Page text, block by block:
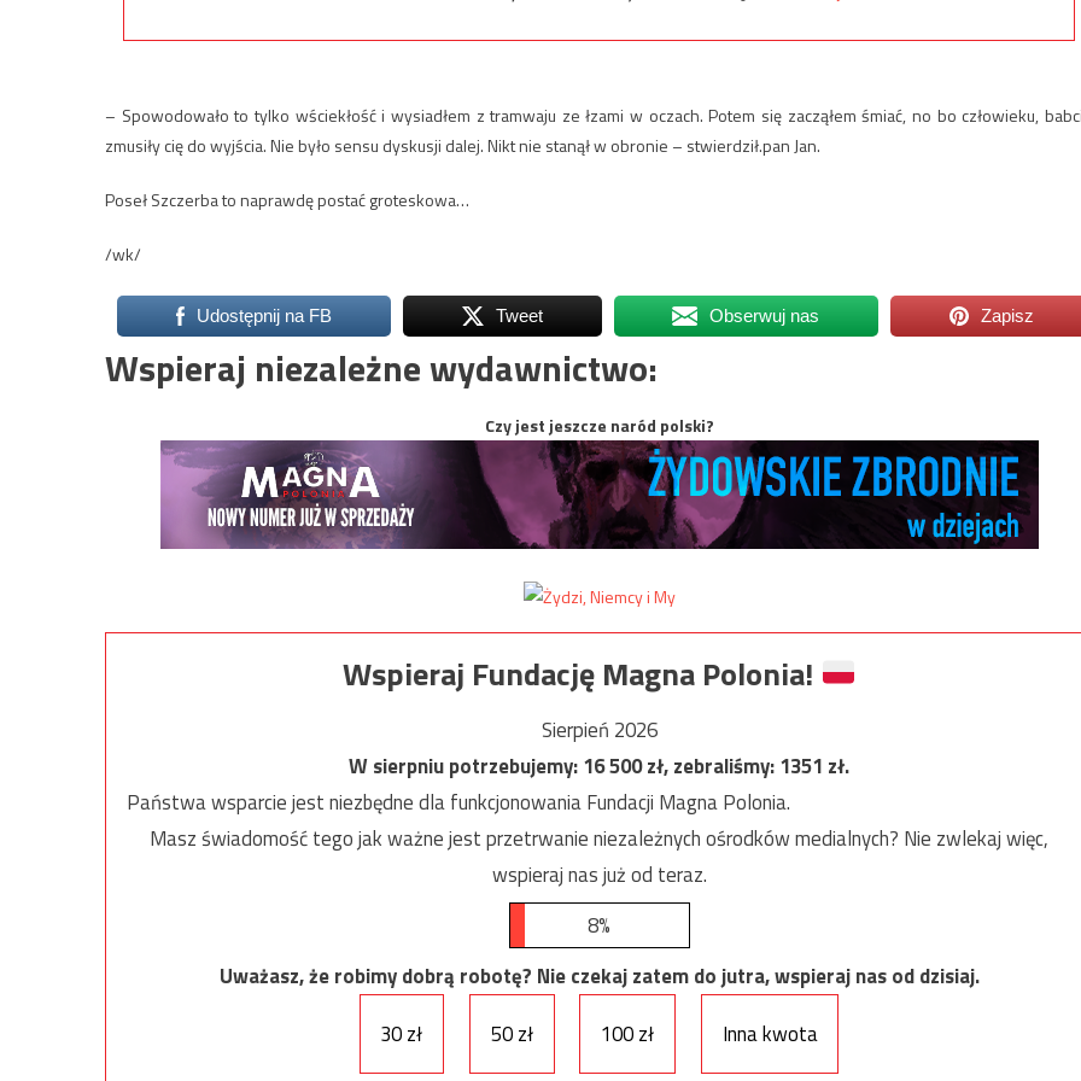
– Spowodowało to tylko wściekłość i wysiadłem z tramwaju ze łzami w oczach. Potem się zacząłem śmiać, no bo człowieku,
zmusiły cię do wyjścia. Nie było sensu dyskusji dalej. Nikt nie stanął w obronie – stwierdził.pan Jan.
Poseł Szczerba to naprawdę postać groteskowa…
/wk/
Udostępnij na FB Tweet Obserwuj nas Zapisz
Wspieraj niezależne wydawnictwo:
Czy jest jeszcze naród polski?
Wspieraj Fundację Magna Polonia!
Sierpień 2026
W sierpniu potrzebujemy:16 500zł, zebraliśmy:1351 zł.
Państwa wsparcie jest niezbędne dla funkcjonowania Fundacji Magna Polonia.
Masz świadomość tego jak ważne jest przetrwanie niezależnych ośrodków medialnych? Nie zwlekaj więc,
wspieraj nas już od teraz.
8%
Uważasz, że robimy dobrą robotę? Nie czekaj zatem do jutra, wspieraj nas od dzisiaj.
30 zł
50 zł 100 zł
Inna kwota